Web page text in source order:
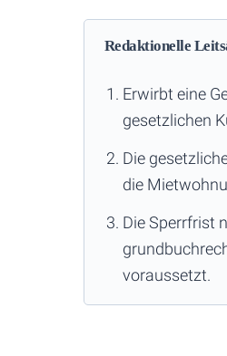
Redaktionelle
Erwirbt eine
gesetzlichen
Die
die
Die Sperrfrist
voraussetzt.